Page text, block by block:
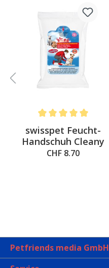
swisspet Feucht-
Handschuh Cleany
CHF 8.70
Petfriends media GmbH